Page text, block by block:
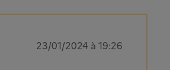
23/01/2024 à 19:26